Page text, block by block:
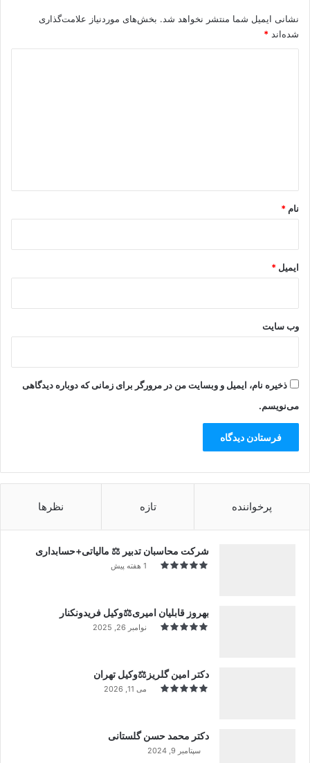
نشانی ایمیل شما منتشر نخواهد شد. بخش‌های موردنیاز علامت‌گذاری
شده‌اند *
نام *
ایمیل *
وب‌ سایت
ذخیره نام، ایمیل و وبسایت من در مرورگر برای زمانی که دوباره دیدگاهی
می‌نویسم.
پرخواننده تازه نظرها
شرکت محاسبان تدبیر ⚖️ مالیاتی+حسابداری
1 هفته پیش
بهروز قابلیان امیری⚖️وکیل فریدونکنار
نوامبر 26, 2025
دکتر امین گلریز⚖️وکیل تهران
می 11, 2026
دکتر محمد حسن گلستانی
سپتامبر 9, 2024